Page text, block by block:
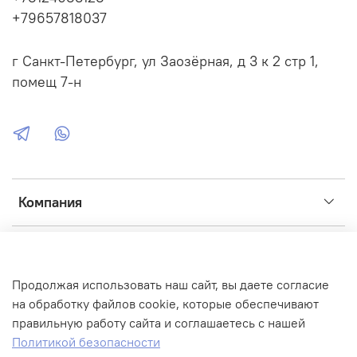
Компания
+79657818037
г Санкт-Петербург, ул Заозёрная, д 3 к 2 стр 1,
помещ 7-н
Интернет-магазин создан на inSales
Фото, иконки, графика:Flaticon,ICONS8, Unsplash,Fusion
Brain,FREEP!K,Adobe,Flickr
Продолжая использовать наш сайт, вы даете согласие
на обработку файлов cookie, которые обеспечивают
правильную работу сайта и соглашаетесь с нашей
Политикой безопасности